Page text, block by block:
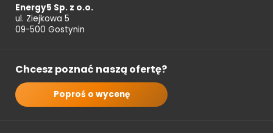
Energy5 Sp. z o.o.
ul. Ziejkowa 5
09-500 Gostynin
Chcesz poznać naszą ofertę?
Poproś o wycenę